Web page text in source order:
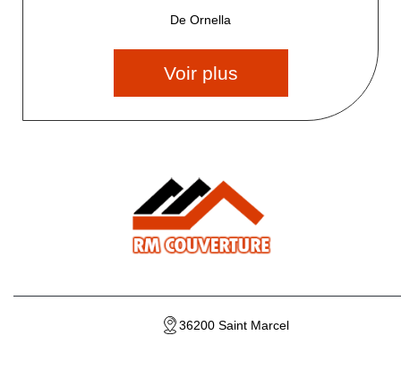
De Ornella
Voir plus
36200 Saint Marcel